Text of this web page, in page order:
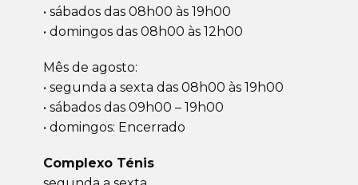
• sábados das 08h00 às 19h00
• domingos das 08h00 às 12h00
Mês de agosto:
• segunda a sexta das 08h00 às 19h00
• sábados das 09h00 – 19h00
• domingos: Encerrado
Complexo Ténis